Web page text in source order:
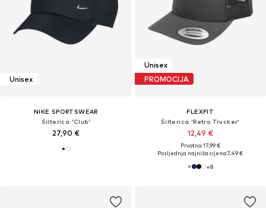
Unisex
NIKE SPORTSWEAR
Šilterica 'Club'
27,90 €
Unisex
PROMOCIJA
FLEXFIT
Šilterica 'Retro Trucker'
12,49 €
Prvotno: 17,99 €
Posljednja najniža cijena:7,49 €
+8